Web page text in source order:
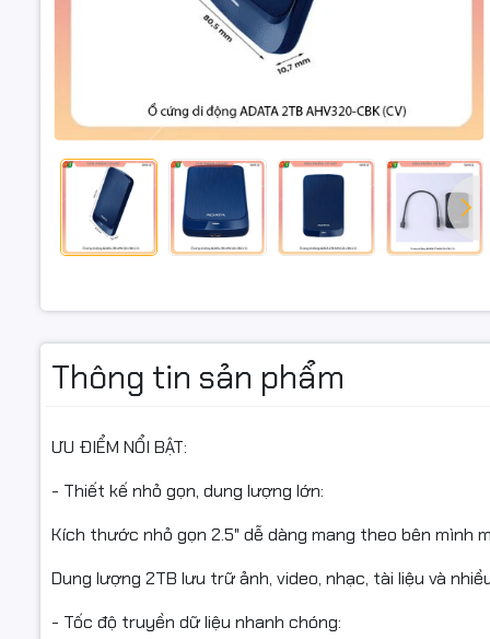
Thông tin sản phẩm
ƯU ĐIỂM NỔI BẬT:
- Thiết kế nhỏ gọn, dung lượng lớn:
Kích thước nhỏ gọn 2.5" dễ dàng mang theo bên mình
Dung lượng 2TB lưu trữ ảnh, video, nhạc, tài liệu và
- Tốc độ truyền dữ liệu nhanh chóng:
Hoạt
- Bảo mật
Mã hóa
Phần
- Lưu trữ
- Sao
- Mang
- Chia